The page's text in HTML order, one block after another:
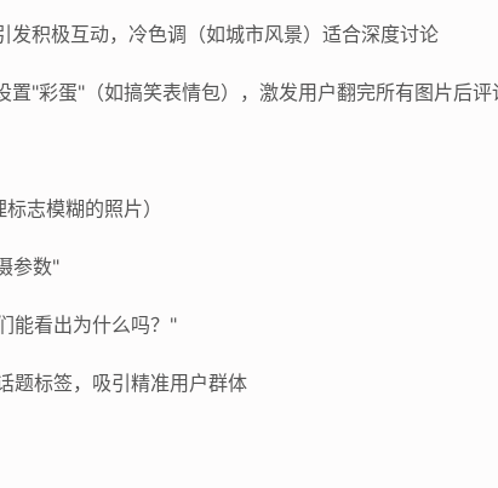
积极互动，冷色调（如城市风景）适合深度讨论
"彩蛋"（如搞笑表情包），激发用户翻完所有图片后评
志模糊的照片）
参数"
能看出为什么吗？"
标签，吸引精准用户群体